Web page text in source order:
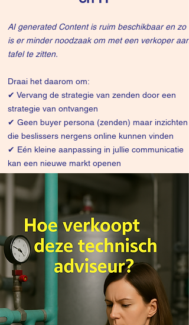
AI generated Content is ruim beschikbaar en zo
is er minder noodzaak om met een verkoper aan
tafel te zitten.
Draai het daarom om:
✔ Vervang de strategie van zenden door een
strategie van ontvangen
✔ Geen buyer persona (zenden) maar inzichten
die beslissers nergens online kunnen vinden
✔ Eén kleine aanpassing in jullie communicatie
kan een nieuwe markt openen